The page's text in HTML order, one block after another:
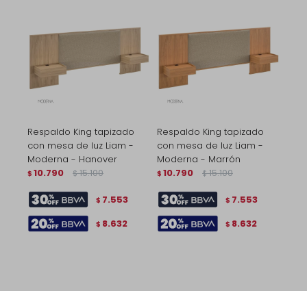
Respaldo King tapizado
con mesa de luz Liam -
Moderna - Hanover
$ 10.790 $ 15.100
$ 7.553
$ 8.632
Respaldo King tapizado
con mesa de luz Liam -
Moderna - Marrón
$ 10.790 $ 15.100
$ 7.553
$ 8.632